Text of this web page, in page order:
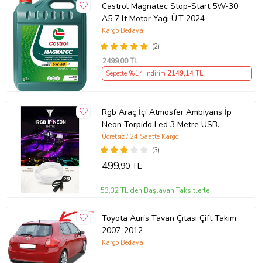
Castrol Magnatec Stop-Start 5W-30
A5 7 lt Motor Yağı Ü.T 2024
(2)
Kargo Bedava
2499,00 TL
Sepette %14 İndirim 2149,14 TL
Rgb Araç İçi Atmosfer Ambiyans İp
Neon Torpido Led 3 Metre USB
Girişli
(3)
Ücretsiz / 24 Saatte Kargo
499,90 TL
53,32 TL'den Başlayan Taksitlerle
Toyota Auris Tavan Çıtası Çift Takım
2007-2012
Kargo Bedava